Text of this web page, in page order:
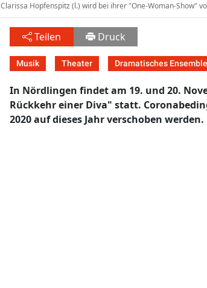
Clarissa Hopfenspitz (l.) wird bei ihrer "One-Woman-Show"
Teilen Druck
Musik Theater Dramatisches
In Nördlingen findet am 19. und 20.
Rückkehr einer Diva" statt.
2020 auf dieses Jahr verschoben werden.